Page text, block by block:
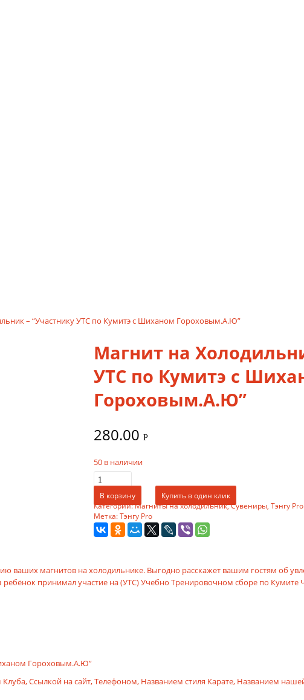
– “Участнику УТС по Кумитэ с Шиханом Гороховым.А.Ю”
Магнит на
УТС по Кумитэ с
Гороховым.А.Ю”
280.00 Р
50 в наличии
В корзину
Купить в один клик
Категории:Магниты на холодильник,Сувениры, Тэнгу Pro
Метка:Тэнгу Pro
ваших магнитов на холодильнике. Выгодно расскажет вашим гостям об
ребёнок принимал участие на (УТС) Учебно Тренировочном сборе по
Гороховым.А.Ю”
Ссылкой на сайт, Телефоном, Названием стиля Карате, Названием